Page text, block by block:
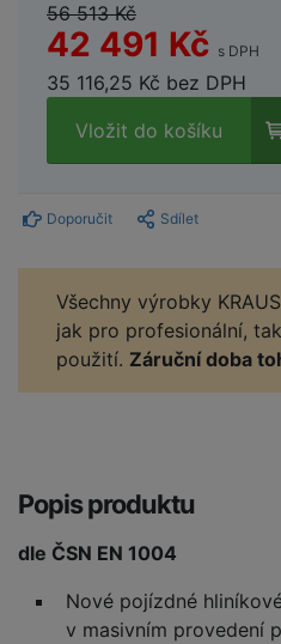
56 513 Kč
42 491 Kč s DPH
35 116,25 Kč bez DPH
Vložit do košíku
Doporučit Sdílet
Všechny výrobky
jak pro profesionální,
použití. Záruční doba
Popis produktu
dle ČSN EN 1004
Nové pojízdné
v masivním provedení